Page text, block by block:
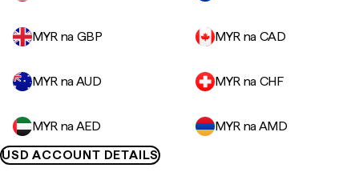
MYR na GBP MYR na CAD
MYR na AUD MYR na CHF
MYR na AED
MYR na AMD
USD ACCOUNT DETAILS